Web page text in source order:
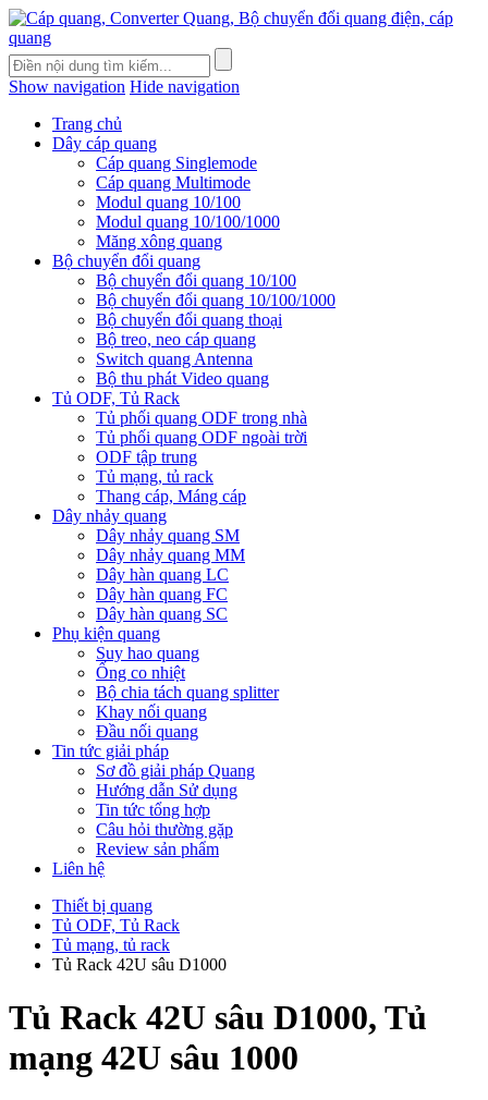
Show navigation Hide navigation
Trang chủ
Dây cáp quang
Cáp quang Singlemode
Cáp quang Multimode
Modul quang 10/100
Modul quang 10/100/1000
Măng xông quang
Bộ chuyển đổi quang
Bộ chuyển đổi quang 10/100
Bộ chuyển đổi quang 10/100/1000
Bộ chuyển đổi quang thoại
Bộ treo, neo cáp quang
Switch quang Antenna
Bộ thu phát Video quang
Tủ ODF, Tủ Rack
Tủ phối quang ODF trong nhà
Tủ phối quang ODF ngoài trời
ODF tập trung
Tủ mạng, tủ rack
Thang cáp, Máng cáp
Dây nhảy quang
Dây nhảy quang SM
Dây nhảy quang MM
Dây hàn quang LC
Dây hàn quang FC
Dây hàn quang SC
Phụ kiện quang
Suy hao quang
Ống co nhiệt
Bộ chia tách quang splitter
Khay nối quang
Đầu nối quang
Tin tức giải pháp
Sơ đồ giải pháp Quang
Hướng dẫn Sử dụng
Tin tức tổng hợp
Câu hỏi thường gặp
Review sản phẩm
Liên hệ
Thiết bị quang
Tủ ODF, Tủ Rack
Tủ mạng, tủ rack
Tủ Rack 42U sâu D1000
Tủ Rack 42U sâu D1000, Tủ
mạng 42U sâu 1000